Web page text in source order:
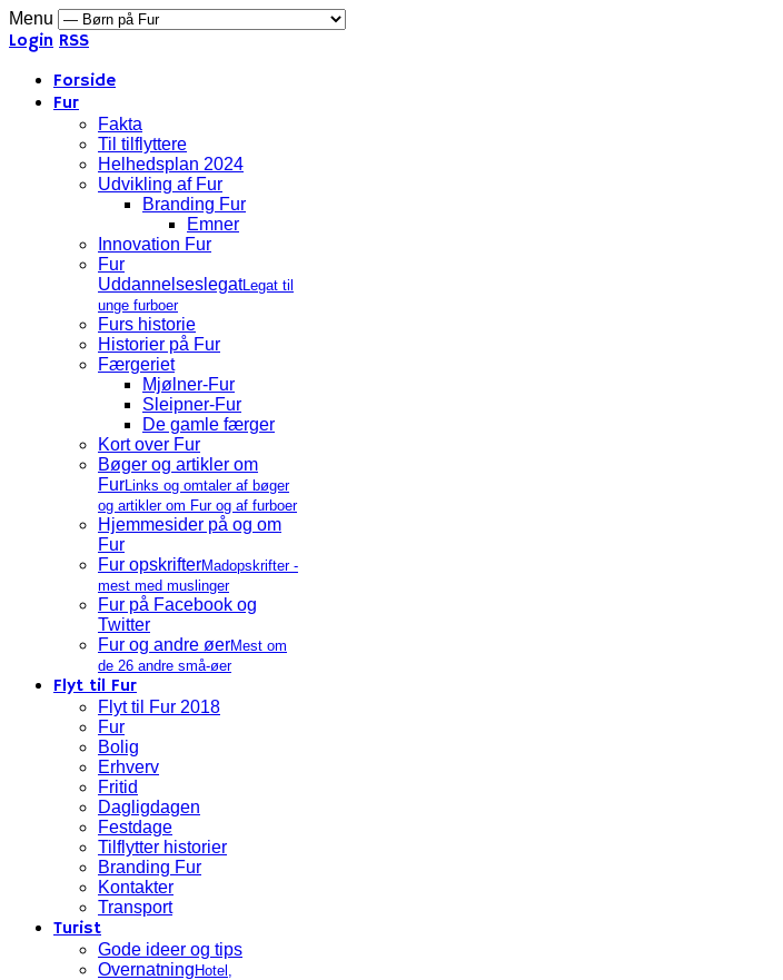
Menu
Login RSS
Forside
Fur
Fakta
Til tilflyttere
Helhedsplan 2024
Udvikling af Fur
Branding Fur
Emner
Innovation Fur
Fur
UddannelseslegatLegat til
unge furboer
Furs historie
Historier på Fur
Færgeriet
Mjølner-Fur
Sleipner-Fur
De gamle færger
Kort over Fur
Bøger og artikler om
FurLinks og omtaler af bøger
og artikler om Fur og af furboer
Hjemmesider på og om
Fur
Fur opskrifterMadopskrifter -
mest med muslinger
Fur på Facebook og
Twitter
Fur og andre øerMest om
de 26 andre små-øer
Flyt til Fur
Flyt til Fur 2018
Fur
Bolig
Erhverv
Fritid
Dagligdagen
Festdage
Tilflytter historier
Branding Fur
Kontakter
Transport
Turist
Gode ideer og tips
Overnatning Hotel,